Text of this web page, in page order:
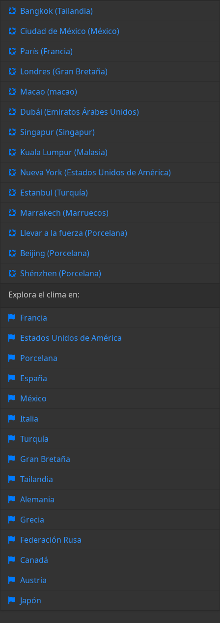
Bangkok (Tailandia)
Ciudad de México (México)
París (Francia)
Londres (Gran Bretaña)
Macao (macao)
Dubái (Emiratos Árabes Unidos)
Singapur (Singapur)
Kuala Lumpur (Malasia)
Nueva York (Estados Unidos de América)
Estanbul (Turquía)
Marrakech (Marruecos)
Llevar a la fuerza (Porcelana)
Beijing (Porcelana)
Shénzhen (Porcelana)
Explora el clima en:
Francia
Estados Unidos de América
Porcelana
España
México
Italia
Turquía
Gran Bretaña
Tailandia
Alemania
Grecia
Federación Rusa
Canadá
Austria
Japón